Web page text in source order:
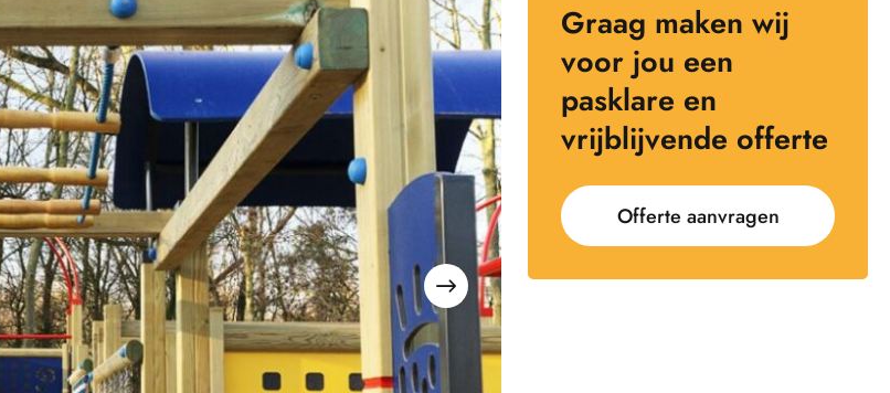
Graag maken wij
voor jou een
pasklare en
vrijblijvende offerte
Offerte aanvragen